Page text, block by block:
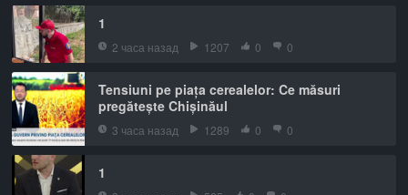
1
2 часа назад 1207 0 0
Tensiuni pe piața cerealelor: Ce măsuri
pregătește Chișinăul
3 часа назад 1289 0 0
1